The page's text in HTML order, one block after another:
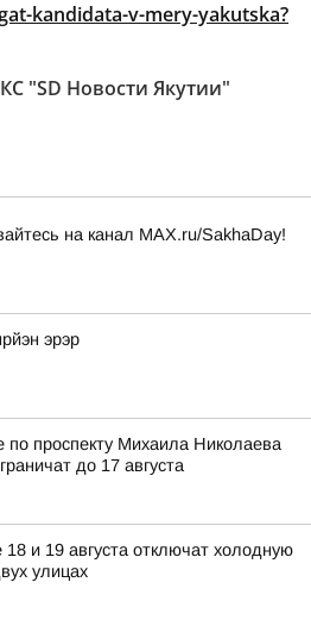
kandidata-v-mery-yakutska?
"SD Новости Якутии"
на канал MAX.ru/SakhaDay!
эрэр
по проспекту Михаила Николаева
до 17 августа
18 и 19 августа отключат холодную
улицах